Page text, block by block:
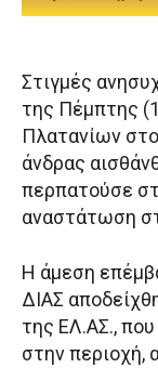
Στιγμές
της Πέμπτης
Πλατανίων
άνδρας
περπατούσε
αναστάτωση
Η άμεση
ΔΙΑΣ
της ΕΛ.ΑΣ.,
στην περιοχή,